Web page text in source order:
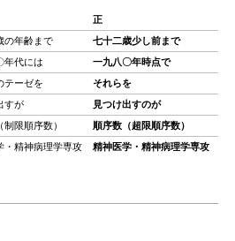
正
の年齢まで
七十二歳少し前まで
年代には
一九八〇年時点で
テーゼを
それらを
すが
見つけ出すのが
制限順序数）
順序数（超限順序数）
・精神病理学専攻 精神医学・精神病理学専攻